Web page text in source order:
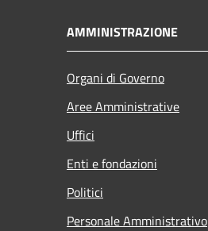
AMMINISTRAZIONE
Organi di Governo
Aree Amministrative
Uffici
Enti e fondazioni
Politici
Personale Amministrativo